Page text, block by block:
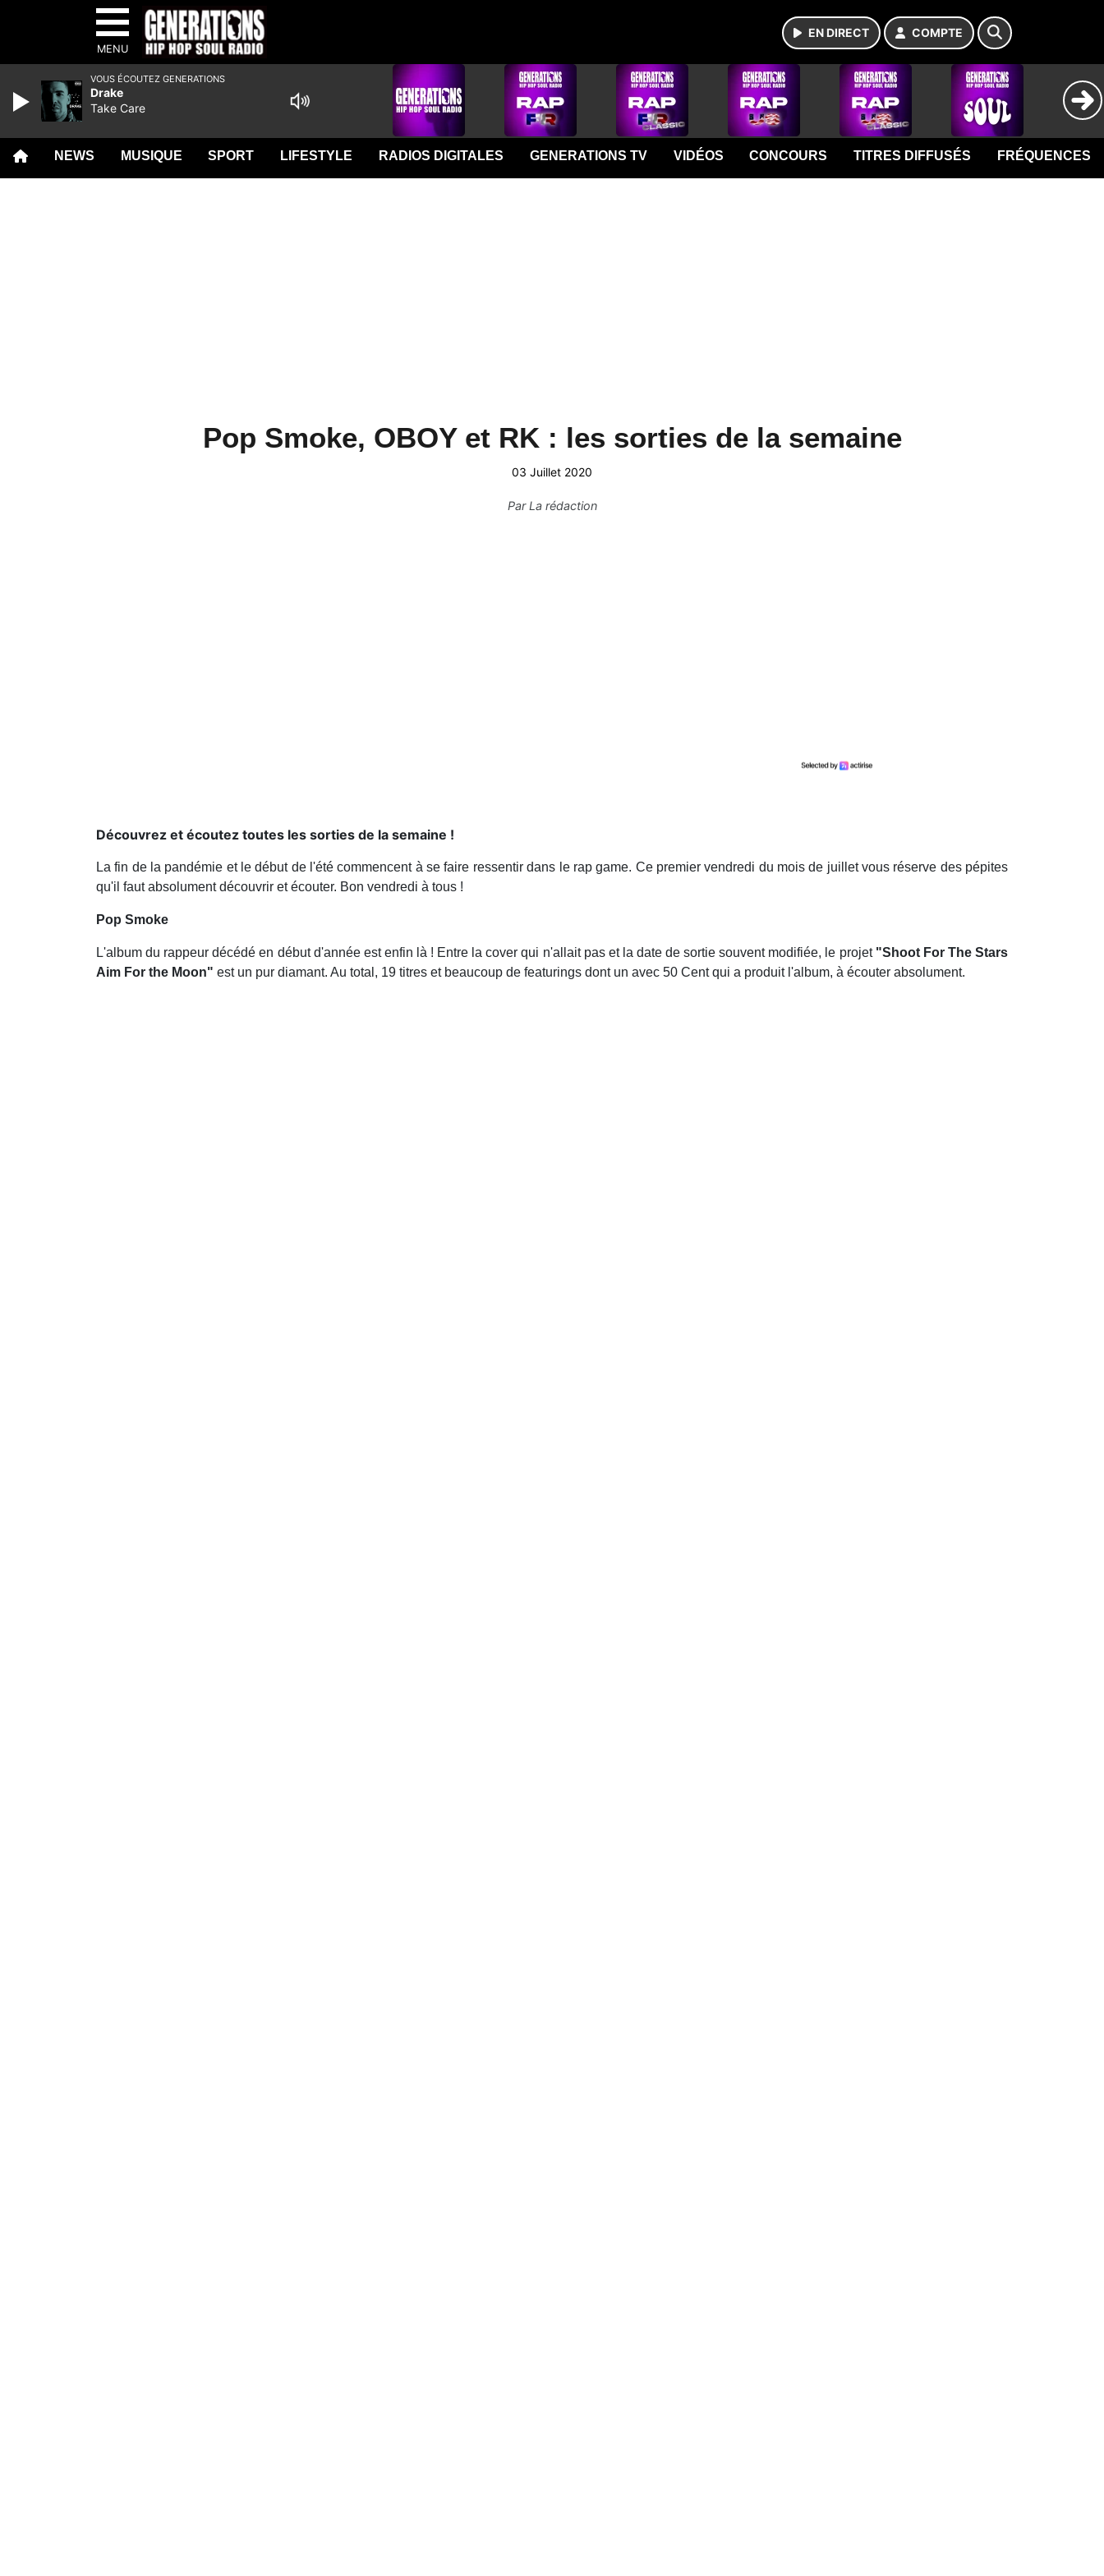
MENU
EN DIRECT COMPTE
NEWS MUSIQUE SPORT LIFESTYLE RADIOS DIGITALES GENERATIONS TV VIDÉOS CONCOURS TITRES DIFFUSÉS FRÉQUENCES
Pop Smoke, OBOY et RK : les sorties de la semaine
03 Juillet 2020
ParLa rédaction
Découvrez et écoutez toutes les sorties de la semaine !
La fin de la pandémie et le début de l'été commencent à se faire ressentir dans le rap game. Ce premier vendredi du mois de juillet vous réserve des pépites
qu'il faut absolument découvrir et écouter. Bon vendredi à tous !
Pop Smoke
L'album du rappeur décédé en début d'année est enfin là ! Entre la cover qui n'allait pas et la date de sortie souvent modifiée, le projet "Shoot For The Stars
Aim For the Moon" est un pur diamant. Au total, 19 titres et beaucoup de featurings dont un avec 50 Cent qui a produit l'album, à écouter absolument.
VOUS ÉCOUTEZ GENERATIONS
Drake
Take Care